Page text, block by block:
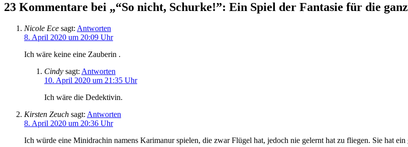
23 Kommentare bei „“So nicht, Schurke!”: Ein Spiel der Fantasie für die
Nicole Ece sagt: Antworten
8. April 2020 um 20:09 Uhr
Ich wäre keine eine Zauberin .
Cindy sagt: Antworten
10. April 2020 um 21:35 Uhr
Ich wäre die Dedektivin.
Kirsten Zeuch sagt: Antworten
8. April 2020 um 20:36 Uhr
Ich würde eine Minidrachin namens Karimanur spielen, die zwar Flügel hat, jedoch nie gelernt hat zu fliegen. Sie hat